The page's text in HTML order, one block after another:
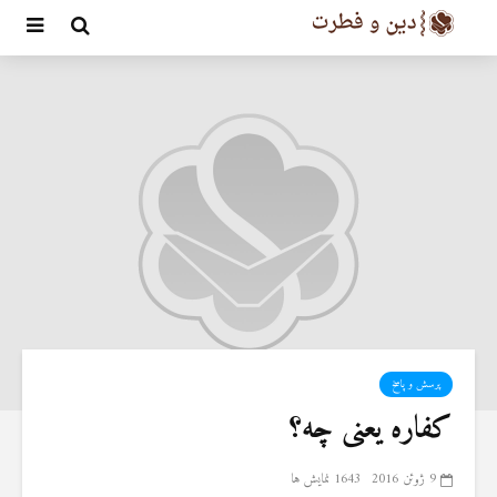
پرسش و پاسخ
کفاره یعنی چه؟
9 ژوئن 2016 1643 نمایش ها